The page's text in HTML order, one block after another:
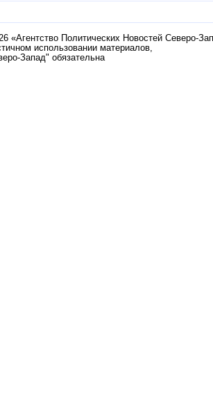
«Агентство Политических Новостей Северо-
использовании материалов,
Запад" обязательна